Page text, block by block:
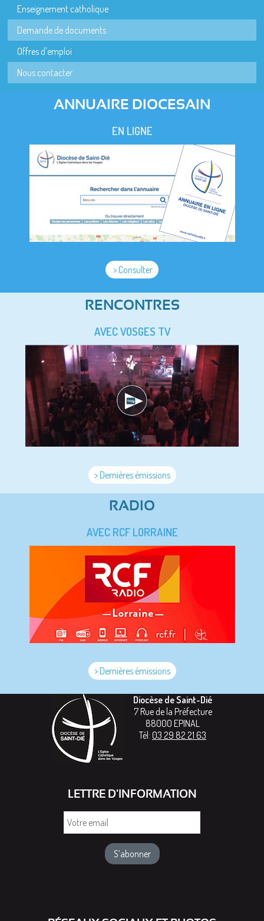
Enseignement catholique
Demande de documents
Offres d'emploi
Nous contacter
ANNUAIRE DIOCESAIN
EN LIGNE
> Consulter
RENCONTRES
AVEC VOSGES TV
> Dernières émissions
RADIO
AVEC RCF LORRAINE
> Dernières émissions
Diocèse de Saint-Dié
7 Rue de la Préfecture
88000 EPINAL
Tél: 03 29 82 21 63
LETTRE D'INFORMATION